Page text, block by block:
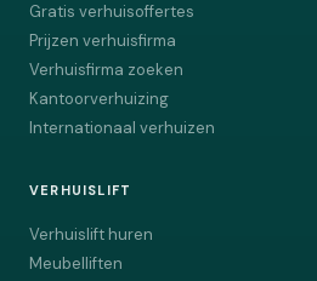
Gratis verhuisoffertes
Prijzen verhuisfirma
Verhuisfirma zoeken
Kantoorverhuizing
Internationaal verhuizen
VERHUISLIFT
Verhuislift huren
Meubelliften